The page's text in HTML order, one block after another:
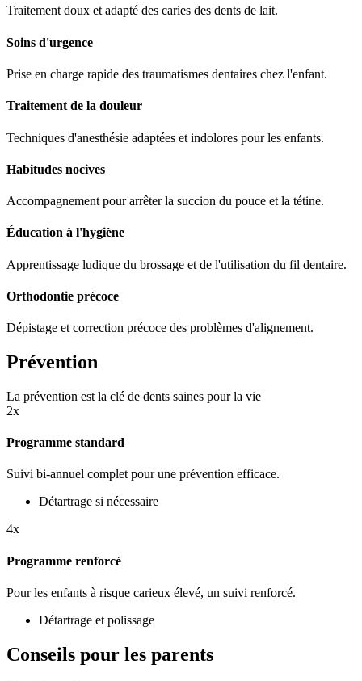
Traitement doux et adapté des caries des dents de lait.
Soins d'urgence
Prise en charge rapide des traumatismes dentaires chez l'enfant.
Traitement de la douleur
Techniques d'anesthésie adaptées et indolores pour les enfants.
Habitudes nocives
Accompagnement pour arrêter la succion du pouce et la tétine.
Éducation à l'hygiène
Apprentissage ludique du brossage et de l'utilisation du fil dentaire.
Orthodontie précoce
Dépistage et correction précoce des problèmes d'alignement.
Prévention
La prévention est la clé de dents saines pour la vie
2x
Programme standard
Suivi bi-annuel complet pour une prévention efficace.
Détartrage si nécessaire
4x
Programme renforcé
Pour les enfants à risque carieux élevé, un suivi renforcé.
Détartrage et polissage
Conseils pour les parents